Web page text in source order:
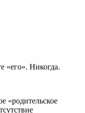
«его». Никогда.
«родительское